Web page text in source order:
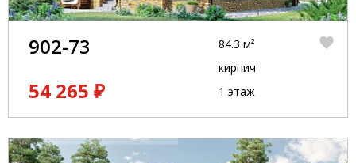
902-73
54 265 ₽
84.3 м²
кирпич
1 этаж